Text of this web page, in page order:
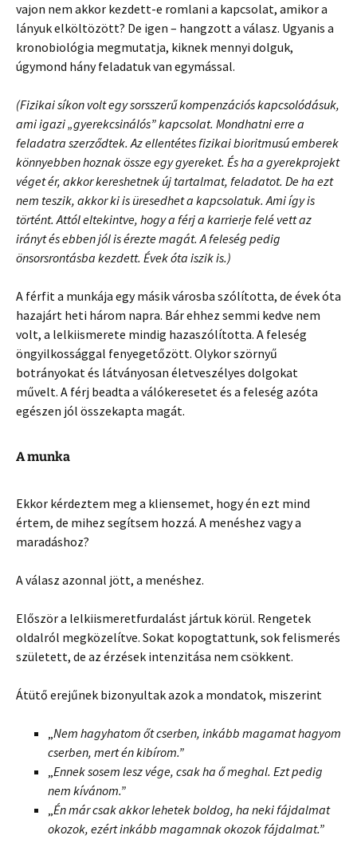
vajon nem akkor kezdett-e romlani a kapcsolat, amikor a
lányuk elköltözött? De igen – hangzott a válasz. Ugyanis a
kronobiológia megmutatja, kiknek mennyi dolguk,
úgymond hány feladatuk van egymással.
(Fizikai síkon volt egy sorsszerű kompenzációs kapcsolódásuk,
ami igazi „gyerekcsinálós” kapcsolat. Mondhatni erre a
feladatra szerződtek. Az ellentétes fizikai bioritmusú emberek
könnyebben hoznak össze egy gyereket. És ha a gyerekprojekt
véget ér, akkor kereshetnek új tartalmat, feladatot. De ha ezt
nem teszik, akkor ki is üresedhet a kapcsolatuk. Ami így is
történt. Attól eltekintve, hogy a férj a karrierje felé vett az
irányt és ebben jól is érezte magát. A feleség pedig
önsorsrontásba kezdett. Évek óta iszik is.)
A férfit a munkája egy másik városba szólította, de évek óta
hazajárt heti három napra. Bár ehhez semmi kedve nem
volt, a lelkiismerete mindig hazaszólította. A feleség
öngyilkossággal fenyegetőzött. Olykor szörnyű
botrányokat és látványosan életveszélyes dolgokat
művelt. A férj beadta a válókeresetet és a feleség azóta
egészen jól összekapta magát.
A munka
Ekkor kérdeztem meg a kliensemet, hogy én ezt mind
értem, de mihez segítsem hozzá. A menéshez vagy a
maradáshoz?
A válasz azonnal jött, a menéshez.
Először a lelkiismeretfurdalást jártuk körül. Rengetek
oldalról megközelítve. Sokat kopogtattunk, sok felismerés
született, de az érzések intenzitása nem csökkent.
Átütő erejűnek bizonyultak azok a mondatok, miszerint
Nem hagyhatom őt cserben, inkább magamat hagyom
cserben, mert én kibírom.”
Ennek sosem lesz vége, csak ha ő meghal. Ezt pedig
nem kívánom.”
Én már csak akkor lehetek boldog, ha neki fájdalmat
okozok, ezért inkább magamnak okozok fájdalmat.”